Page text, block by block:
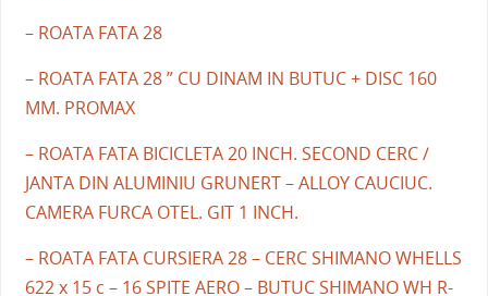
– ROATA FATA 28
– ROATA FATA 28 ” CU DINAM IN BUTUC + DISC 160
MM. PROMAX
– ROATA FATA BICICLETA 20 INCH. SECOND CERC /
JANTA DIN ALUMINIU GRUNERT – ALLOY CAUCIUC.
CAMERA FURCA OTEL. GIT 1 INCH.
– ROATA FATA CURSIERA 28 – CERC SHIMANO WHELLS
622 x 15 c – 16 SPITE AERO – BUTUC SHIMANO WH R-